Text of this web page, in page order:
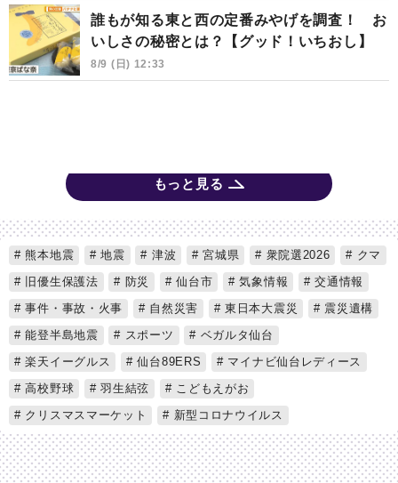
誰もが知る東と西の定番みやげを調査！ お
いしさの秘密とは？【グッド！いちおし】
8/9 (日) 12:33
もっと見る
熊本地震 地震 津波 宮城県 衆院選2026
クマ
旧優生保護法
防災 仙台市 気象情報
交通情報
事件・事故・火事
自然災害 東日本大震災
震災遺構
能登半島地震
スポーツ
ベガルタ仙台
楽天イーグルス
仙台89ERS
マイナビ仙台レディース
高校野球
羽生結弦
こどもえがお
クリスマスマーケット
新型コロナウイルス